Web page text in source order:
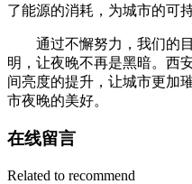
了能源的消耗，为城市的可
通过不懈努力，我们的
明，让夜晚不再是黑暗。西
间亮度的提升，让城市更加
市夜晚的美好。
在线留言
Related to recommend